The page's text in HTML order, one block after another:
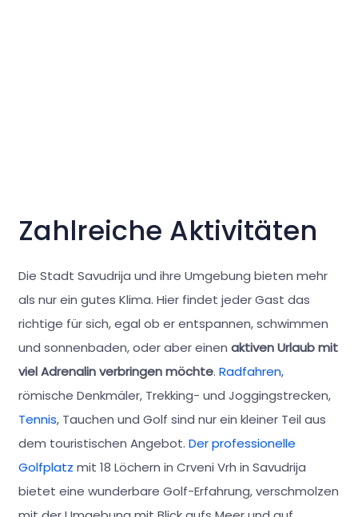
Zahlreiche Aktivitäten
Die Stadt Savudrija und ihre Umgebung bieten mehr
als nur ein gutes Klima. Hier findet jeder Gast das
richtige für sich, egal ob er entspannen, schwimmen
und sonnenbaden, oder aber einen aktiven Urlaub mit
viel Adrenalin verbringen möchte. Radfahren,
römische Denkmäler, Trekking- und Joggingstrecken,
Tennis, Tauchen und Golf sind nur ein kleiner Teil aus
dem touristischen Angebot. Der professionelle
Golfplatz mit 18 Löchern in Crveni Vrh in Savudrija
bietet eine wunderbare Golf-Erfahrung, verschmolzen